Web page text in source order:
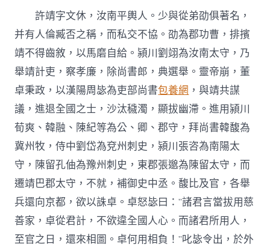
查
包
養
網
站
十
八
蜀
書
八
許
麋
孫
簡
伊
秦
傳
第
八〉
中
許靖字文休，汝南平輿人。少與從弟劭俱著名，
并有人倫臧否之稱，而私交不協。劭為郡功曹，排擯
靖不得齒敘，以馬磨自給。潁川劉翊為汝南太守，乃
舉靖計吏，察孝廉，除尚書郎，典選舉。靈帝崩，董
卓秉政，以漢陽周毖為吏部尚書包養網 ，與靖共謀
議，進退全國之士，沙汰穢濁，顯拔幽滯。進用潁川
荀爽、韓融、陳紀等為公、卿、郡守，拜尚書韓馥為
冀州牧，侍中劉岱為兗州刺史，潁川張咨為南陽太
守，陳留孔伷為豫州刺史，東郡張邈為陳留太守，而
遷靖巴郡太守，不就，補御史中丞。馥比及官，各舉
兵還向京都，欲以誅卓。卓怒毖曰：”諸君言當拔用慈
善家，卓從君計，不欲違全國人心。而諸君所用人，
至官之日，還來相圖。卓何用相負！”叱毖令出，於外